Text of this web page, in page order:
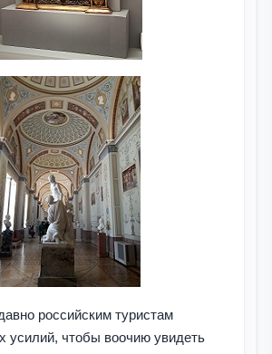
российским туристам
усилий, чтобы воочию увидеть